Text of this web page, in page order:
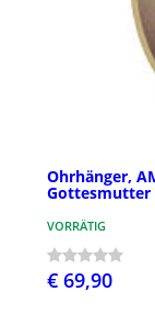
Ohrhänger,
Gottesmutter
VORRÄTIG
€ 69,90